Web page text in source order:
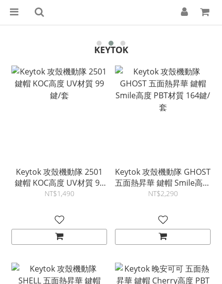
KEYTOK
Keytok 攻殼機動隊 2501
鍵帽 KOC高度 UV材質 99
鍵/套
NT$1,490
Keytok 攻殼機動隊 GHOST
五面熱昇華 鍵帽 Smile高度
PBT材質 164鍵/套
NT$2,290